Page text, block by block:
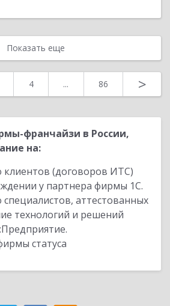
Показать еще
4 ... 86 >
франчайзи в России,
на:
клиентов (договоров ИТС)
у партнера фирмы 1С.
специалистов, аттестованных
технологий и решений
статуса